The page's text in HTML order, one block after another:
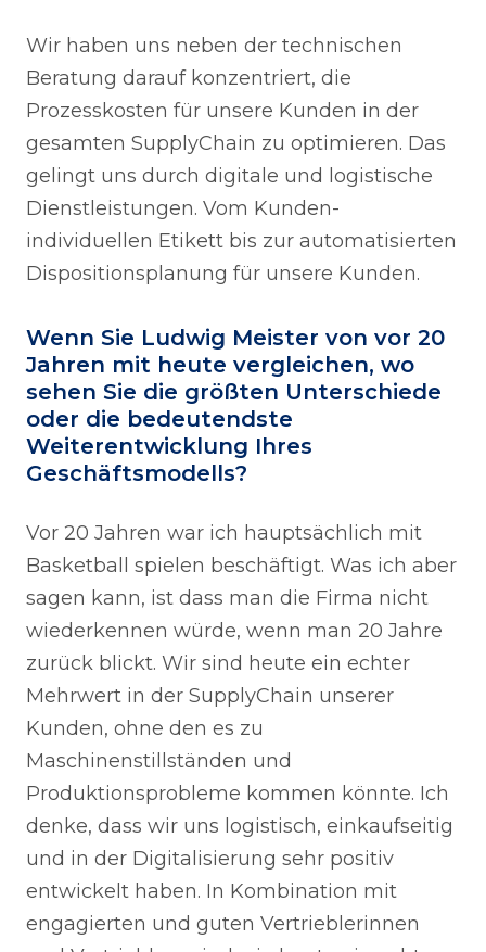
Wir haben uns neben der technischen
Beratung darauf konzentriert, die
Prozesskosten für unsere Kunden in der
gesamten SupplyChain zu optimieren. Das
gelingt uns durch digitale und logistische
Dienstleistungen. Vom Kunden-
individuellen Etikett bis zur automatisierten
Dispositionsplanung für unsere Kunden.
Wenn Sie Ludwig Meister von vor 20
Jahren mit heute vergleichen, wo
sehen Sie die größten Unterschiede
oder die bedeutendste
Weiterentwicklung Ihres
Geschäftsmodells?
Vor 20 Jahren war ich hauptsächlich mit
Basketball spielen beschäftigt. Was ich aber
sagen kann, ist dass man die Firma nicht
wiederkennen würde, wenn man 20 Jahre
zurück blickt. Wir sind heute ein echter
Mehrwert in der SupplyChain unserer
Kunden, ohne den es zu
Maschinenstillständen und
Produktionsprobleme kommen könnte. Ich
denke, dass wir uns logistisch, einkaufseitig
und in der Digitalisierung sehr positiv
entwickelt haben. In Kombination mit
engagierten und guten Vertrieblerinnen